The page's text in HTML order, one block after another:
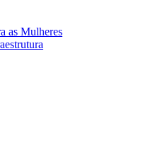
as Mulheres